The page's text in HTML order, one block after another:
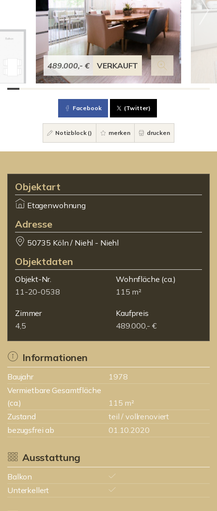
489.000,- € VERKAUFT
Facebook (Twitter)
Notizblock () merken drucken
Objektart
Etagenwohnung
Adresse
50735 Köln / Niehl - Niehl
Objektdaten
Objekt-Nr.
11-20-0538
Wohnfläche (ca.)
115 m²
Zimmer
4,5
Kaufpreis
489.000,- €
Informationen
Baujahr
1978
Vermietbare Gesamtfläche
(ca.)
115 m²
Zustand
teil / vollrenoviert
bezugsfrei ab
01.10.2020
Ausstattung
Balkon
Unterkellert